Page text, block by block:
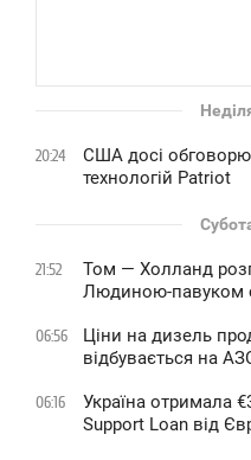
20:24
США досі
технологій Patriot
21:52
Том — Холланд
Людиною-павуком
06:56
Ціни на дизель
відбувається на
06:16
Україна отримала
Support Loan від